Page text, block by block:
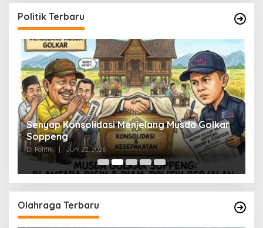
Politik Terbaru
Senyap Konsolidasi Menjelang Musda Golkar
Soppeng
Di Politik | Juni 22, 2026
Olahraga Terbaru